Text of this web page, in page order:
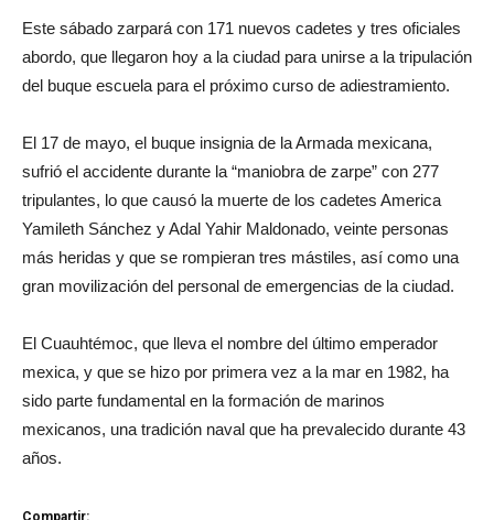
Este sábado zarpará con 171 nuevos cadetes y tres oficiales
abordo, que llegaron hoy a la ciudad para unirse a la tripulación
del buque escuela para el próximo curso de adiestramiento.
El 17 de mayo, el buque insignia de la Armada mexicana,
sufrió el accidente durante la “maniobra de zarpe” con 277
tripulantes, lo que causó la muerte de los cadetes America
Yamileth Sánchez y Adal Yahir Maldonado, veinte personas
más heridas y que se rompieran tres mástiles, así como una
gran movilización del personal de emergencias de la ciudad.
El Cuauhtémoc, que lleva el nombre del último emperador
mexica, y que se hizo por primera vez a la mar en 1982, ha
sido parte fundamental en la formación de marinos
mexicanos, una tradición naval que ha prevalecido durante 43
años.